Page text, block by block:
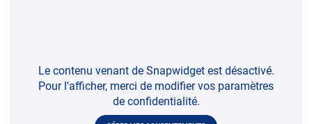
Le contenu venant de Snapwidget est désactivé.
Pour l'afficher, merci de modifier vos paramètres
de confidentialité.